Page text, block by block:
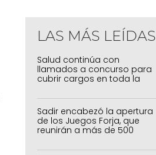
LAS MÁS LEÍDAS
Salud continúa con
llamados a concurso para
cubrir cargos en toda la
Sadir encabezó la apertura
de los Juegos Forja, que
reunirán a más de 500